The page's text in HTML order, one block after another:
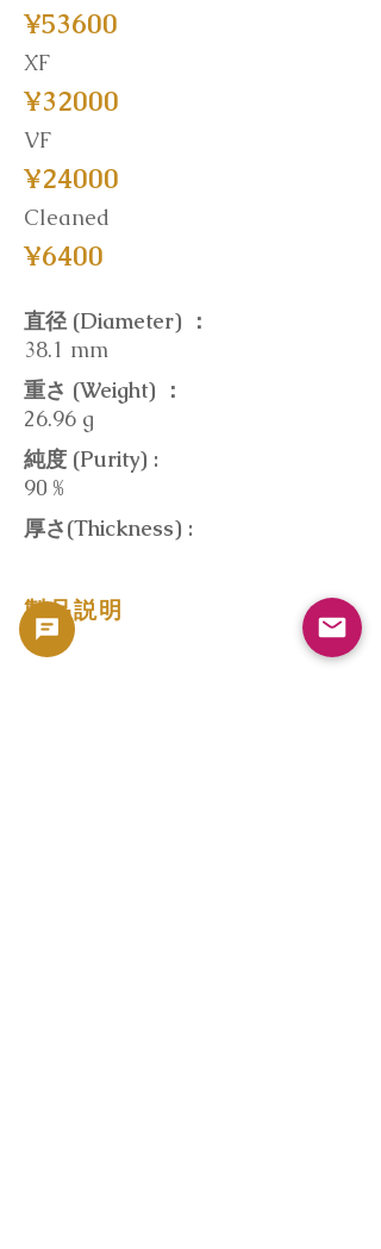
¥53600
XF
¥32000
VF
¥24000
Cleaned
¥6400
直径 (Diameter) ：
38.1 mm
重さ (Weight) ：
26.96 g
純度 (Purity) :
90 %
厚さ(Thickness) :
製品説明